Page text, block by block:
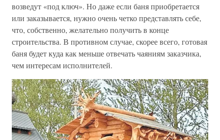
возведут «под ключ». Но даже если баня приобретается
или заказывается, нужно очень четко представлять себе,
что, собственно, желательно получить в конце
строительства. В противном случае, скорее всего, готовая
баня будет куда как меньше отвечать чаяниям заказчика,
чем интересам исполнителей.